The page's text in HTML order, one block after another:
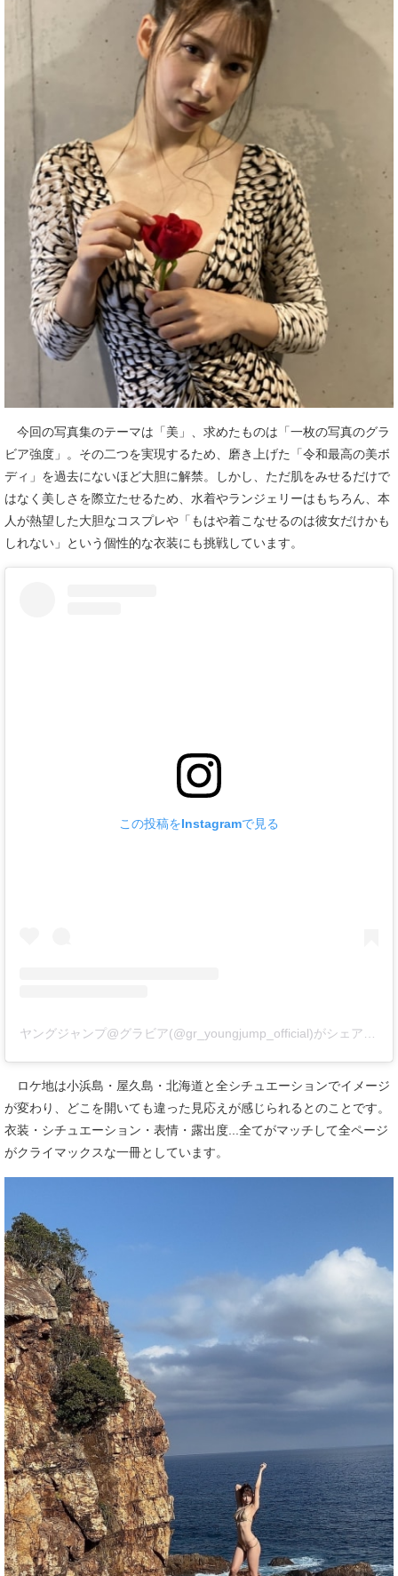
今回の写真集のテーマは「美」、求めたものは「一枚の写真のグラ
ビア強度」。その二つを実現するため、磨き上げた「令和最高の美ボ
ディ」を過去にないほど大胆に解禁。しかし、ただ肌をみせるだけで
はなく美しさを際立たせるため、水着やランジェリーはもちろん、本
人が熱望した大胆なコスプレや「もはや着こなせるのは彼女だけかも
しれない」という個性的な衣装にも挑戦しています。
この投稿をInstagramで見る
ロケ地は小浜島・屋久島・北海道と全シチュエーションでイメージ
が変わり、どこを開いても違った見応えが感じられるとのことです。
衣装・シチュエーション・表情・露出度...全てがマッチして全ページ
がクライマックスな一冊としています。